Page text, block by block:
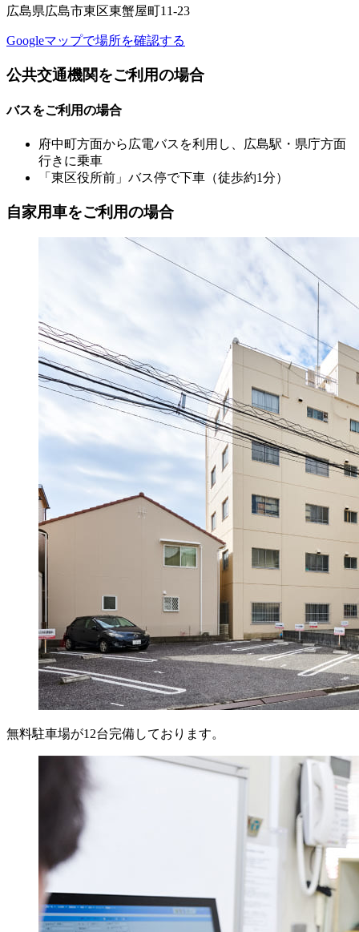
広島県広島市東区東蟹屋町11-23
Googleマップで場所を確認する
公共交通機関をご利用の場合
バスをご利用の場合
府中町方面から広電バスを利用し、広島駅・県庁方面
行きに乗車
「東区役所前」バス停で下車（徒歩約1分）
自家用車をご利用の場合
無料駐車場が12台完備しております。